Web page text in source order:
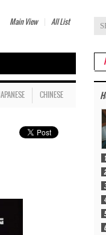
Main View All List
JAPANESE CHINESE